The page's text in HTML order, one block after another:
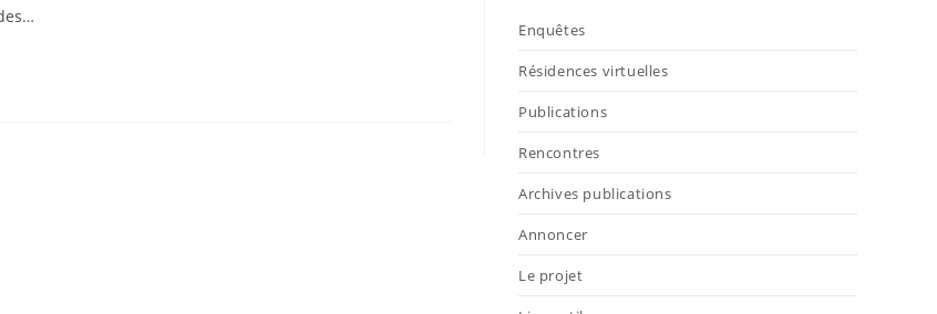
Enquêtes
Résidences virtuelles
Publications
Rencontres
Archives publications
Annoncer
Le projet